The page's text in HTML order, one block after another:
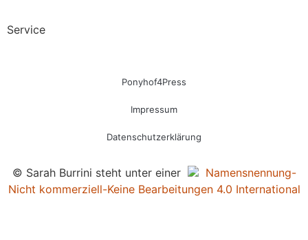
Service
Ponyhof4Press
Impressum
Datenschutzerklärung
© Sarah Burrini steht unter einer
Namensnennung-
Nicht kommerziell-Keine Bearbeitungen 4.0 International